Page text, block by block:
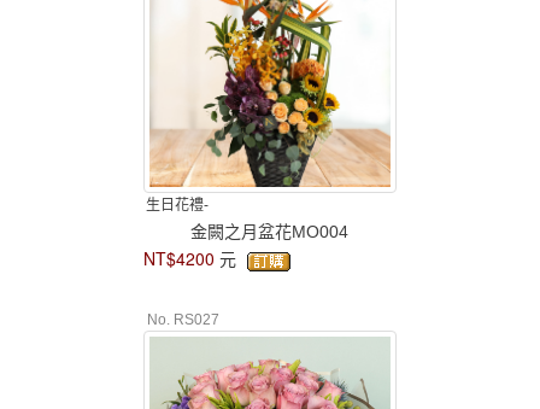
生日花禮-
金闕之月盆花MO004
NT$4200 元
No. RS027